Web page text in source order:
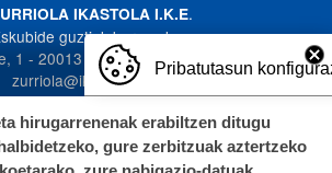
IKASTOLA I.K.E.
guztiak bere esku
1 - 20013 Donostia. 943 272 587
zurriola@ikastola.eusPribatutasun
hirugarrenenak erabiltzen ditugu
gure zerbitzuak aztertzeko